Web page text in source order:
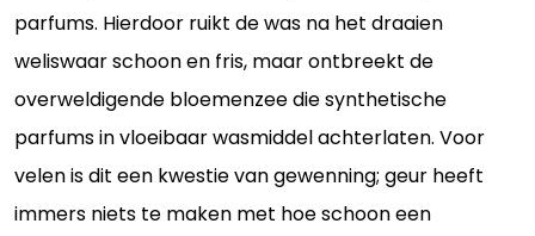
parfums. Hierdoor ruikt de was na het draaien
weliswaar schoon en fris, maar ontbreekt de
overweldigende bloemenzee die synthetische
parfums in vloeibaar wasmiddel achterlaten. Voor
velen is dit een kwestie van gewenning; geur heeft
immers niets te maken met hoe schoon een